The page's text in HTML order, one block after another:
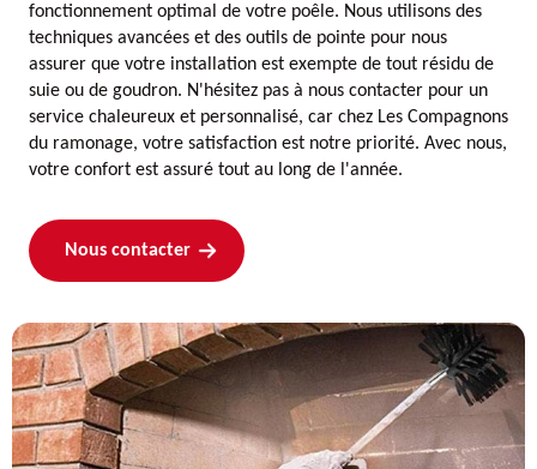
fonctionnement optimal de votre poêle. Nous utilisons des
techniques avancées et des outils de pointe pour nous
assurer que votre installation est exempte de tout résidu de
suie ou de goudron. N'hésitez pas à nous contacter pour un
service chaleureux et personnalisé, car chez Les Compagnons
du ramonage, votre satisfaction est notre priorité. Avec nous,
votre confort est assuré tout au long de l'année.
Nous contacter